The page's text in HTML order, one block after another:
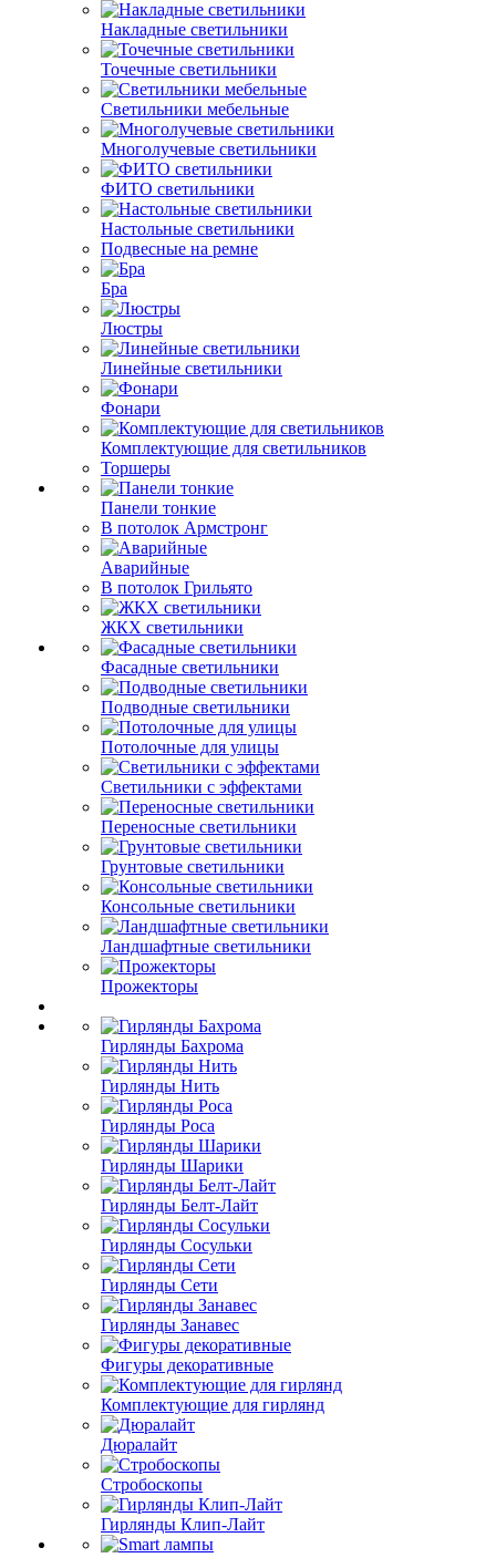
Накладные светильники
Точечные светильники
Светильники мебельные
Многолучевые светильники
ФИТО светильники
Настольные светильники
Подвесные на ремне
Бра
Люстры
Линейные светильники
Фонари
Комплектующие для светильников
Торшеры
Панели тонкие
В потолок Армстронг
Аварийные
В потолок Грильято
ЖКХ светильники
Фасадные светильники
Подводные светильники
Потолочные для улицы
Светильники с эффектами
Переносные светильники
Грунтовые светильники
Консольные светильники
Ландшафтные светильники
Прожекторы
Гирлянды Бахрома
Гирлянды Нить
Гирлянды Роса
Гирлянды Шарики
Гирлянды Белт-Лайт
Гирлянды Сосульки
Гирлянды Сети
Гирлянды Занавес
Фигуры декоративные
Комплектующие для гирлянд
Дюралайт
Стробоскопы
Гирлянды Клип-Лайт